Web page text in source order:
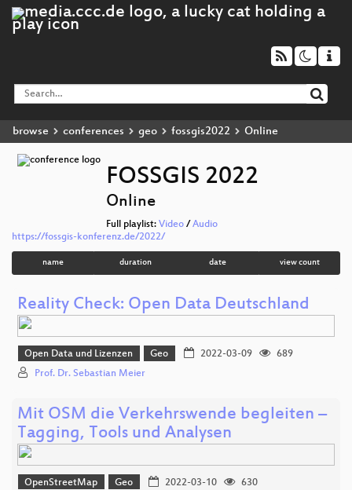
browse conferences geo fossgis2022 Online
FOSSGIS 2022
Online
Full playlist: Video / Audio
https://fossgis-konferenz.de/2022/
name duration date view count
Reality Check: Open Data Deutschland
Open Data und Lizenzen Geo 2022-03-09
689
Prof. Dr. Sebastian Meier
Mit OSM die Verkehrswende begleiten –
Tagging, Tools und Analysen
OpenStreetMap Geo 2022-03-10
630